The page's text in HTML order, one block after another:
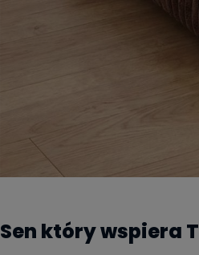
Sen który wspiera